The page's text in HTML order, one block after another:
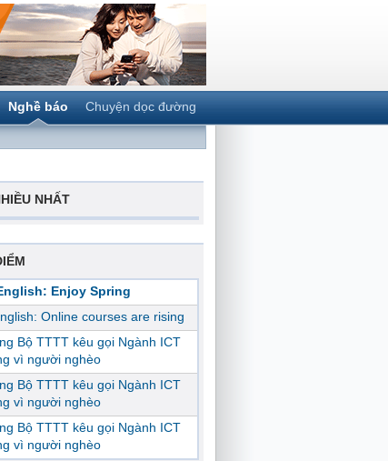
Nghề báo Chuyện dọc đường
NHẤT
Enjoy Spring
Online courses are rising
Bộ TTTT kêu gọi Ngành ICT
vì người nghèo
Bộ TTTT kêu gọi Ngành ICT
vì người nghèo
Bộ TTTT kêu gọi Ngành ICT
vì người nghèo